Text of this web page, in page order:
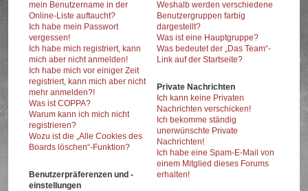
mein Benutzername in der
Online-Liste auftaucht?
Ich habe mein Passwort
vergessen!
Ich habe mich registriert, kann
mich aber nicht anmelden!
Ich habe mich vor einiger Zeit
registriert, kann mich aber nicht
mehr anmelden?!
Was ist COPPA?
Warum kann ich mich nicht
registrieren?
Wozu ist die „Alle Cookies des
Boards löschen“-Funktion?
Benutzerpräferenzen und -
einstellungen
Weshalb werden verschiedene
Benutzergruppen farbig
dargestellt?
Was ist eine Hauptgruppe?
Was bedeutet der „Das Team“-
Link auf der Startseite?
Private Nachrichten
Ich kann keine Privaten
Nachrichten verschicken!
Ich bekomme ständig
unerwünschte Private
Nachrichten!
Ich habe eine Spam-E-Mail von
einem Mitglied dieses Forums
erhalten!